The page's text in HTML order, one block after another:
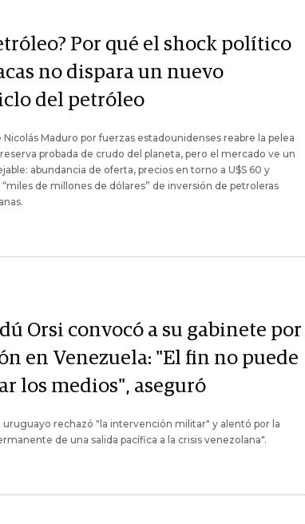
Por qué el shock político
no dispara un nuevo
del petróleo
Nicolás Maduro por fuerzas estadounidenses reabre la pelea
probada de crudo del planeta, pero el mercado ve un
abundancia de oferta, precios en torno a U$S 60 y
de millones de dólares” de inversión de petroleras
Orsi convocó a su gabinete por
en Venezuela: "El fin no puede
los medios", aseguró
uruguayo rechazó "la intervención militar" y alentó por la
de una salida pacífica a la crisis venezolana".